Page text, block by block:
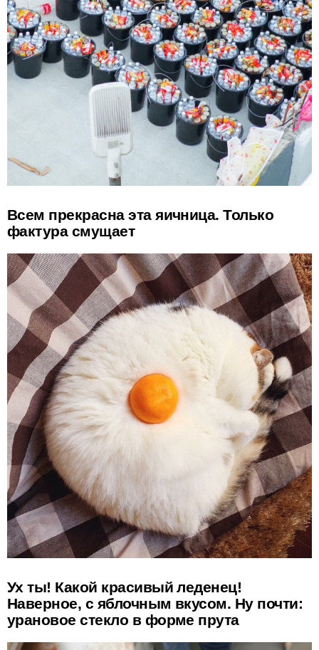
Всем прекрасна эта яичница. Только
фактура смущает
Ух ты! Какой красивый леденец!
Наверное, с яблочным вкусом. Ну почти:
урановое стекло в форме прута